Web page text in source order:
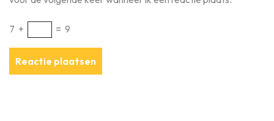
7 + = 9